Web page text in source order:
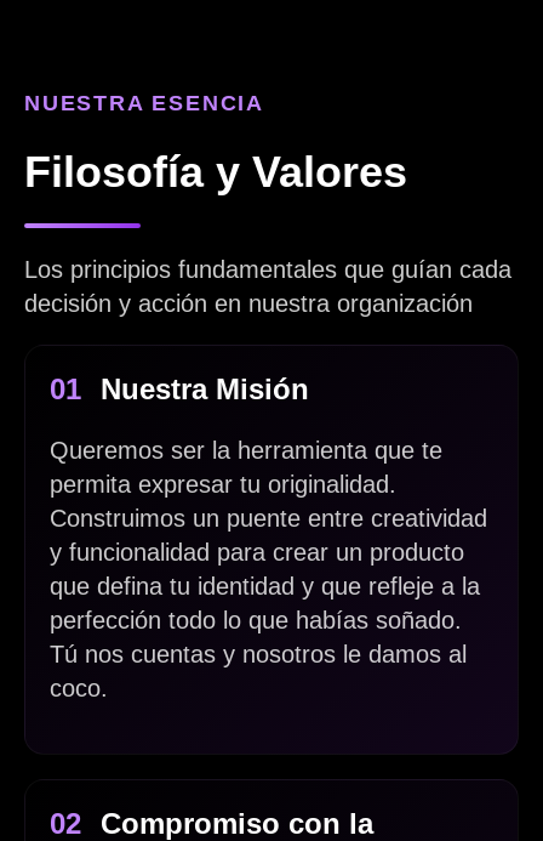
NUESTRA ESENCIA
Filosofía y Valores
Los principios fundamentales que guían cada
decisión y acción en nuestra organización
01 Nuestra Misión
Queremos ser la herramienta que te
permita expresar tu originalidad.
Construimos un puente entre creatividad
y funcionalidad para crear un producto
que defina tu identidad y que refleje a la
perfección todo lo que habías soñado.
Tú nos cuentas y nosotros le damos al
coco.
02
Compromiso con la